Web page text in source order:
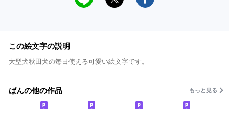
この絵文字の説明
大型犬秋田犬の毎日使える可愛い絵文字です。
ばんの他の作品 もっと見る